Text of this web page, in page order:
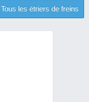
Tous les étriers de freins